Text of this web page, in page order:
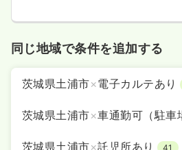
時間 8:30～17:30
気になる
同じ地域で条件を追加する
茨城県土浦市×電子カルテあり
茨城県土浦市×車通勤可（駐車
茨城県土浦市×託児所あり 41